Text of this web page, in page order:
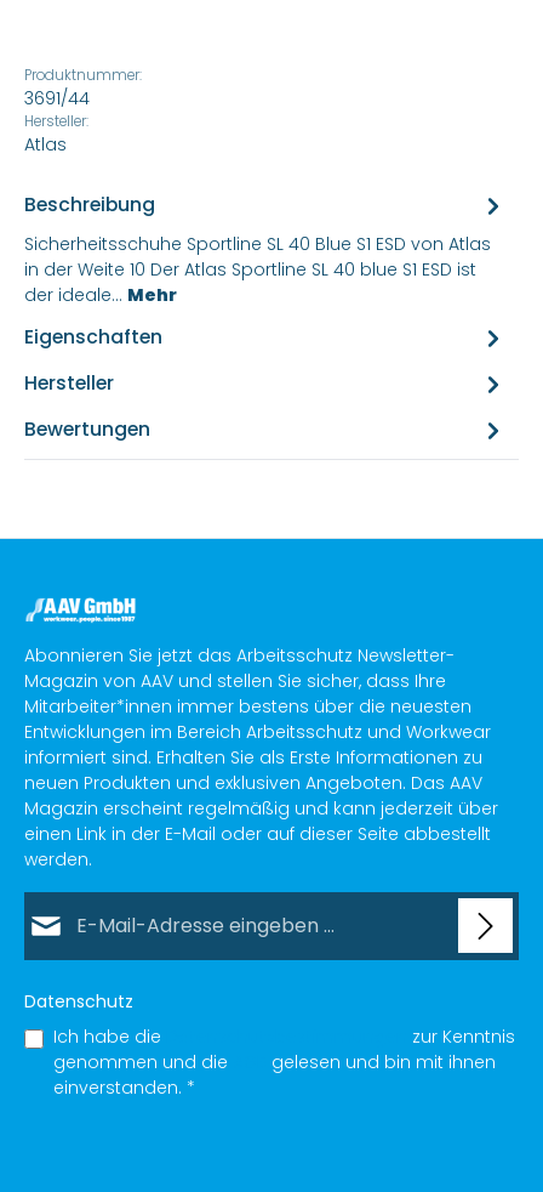
Produktnummer:
3691/44
Hersteller:
Atlas
Beschreibung
Sicherheitsschuhe Sportline SL 40 Blue S1 ESD von Atlas
in der Weite 10 Der Atlas Sportline SL 40 blue S1 ESD ist
der ideale… Mehr
Eigenschaften
Hersteller
Bewertungen
Abonnieren Sie jetzt das Arbeitsschutz Newsletter-
Magazin von AAV und stellen Sie sicher, dass Ihre
Mitarbeiter*innen immer bestens über die neuesten
Entwicklungen im Bereich Arbeitsschutz und Workwear
informiert sind. Erhalten Sie als Erste Informationen zu
neuen Produkten und exklusiven Angeboten. Das AAV
Magazin erscheint regelmäßig und kann jederzeit über
einen Link in der E-Mail oder auf dieser Seite abbestellt
werden.
Datenschutz
Ich habe die
zur Kenntnis
genommen und die
gelesen und bin mit ihnen
einverstanden. *